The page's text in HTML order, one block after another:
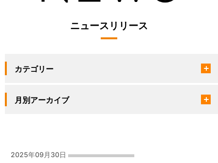
ニュースリリース
カテゴリー
月別アーカイブ
2025年09月30日